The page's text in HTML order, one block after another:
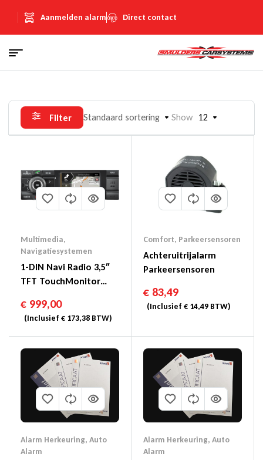
Aanmelden alarm Direct contact
Filter Standaard sortering Show 12
Multimedia,
Navigatiesystemen
1-DIN Navi Radio 3,5″
TFT TouchMonitor
€ 999,00
(Inclusief € 173,38 BTW)
Comfort, Parkeersensoren
Achteruitrijalarm
Parkeersensoren
€ 83,49
(Inclusief € 14,49 BTW)
Alarm Herkeuring, Auto
Alarm
Alarm Herkeuring, Auto
Alarm